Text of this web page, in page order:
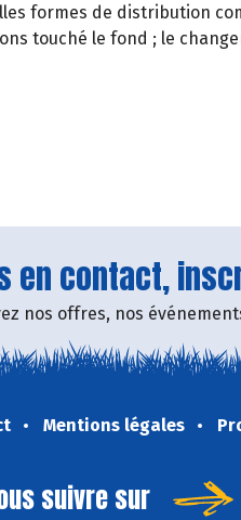
formes de distribution
touché le fond ; le
en contact,
nos offres, nos
Mentions légales
suivre sur